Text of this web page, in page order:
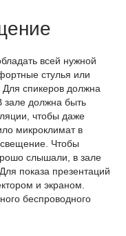
всей нужной
стулья или
Для спикеров должна
зале должна быть
чтобы даже
микроклимат в
Чтобы
слышали, в зале
показа презентаций
и экраном.
беспроводного